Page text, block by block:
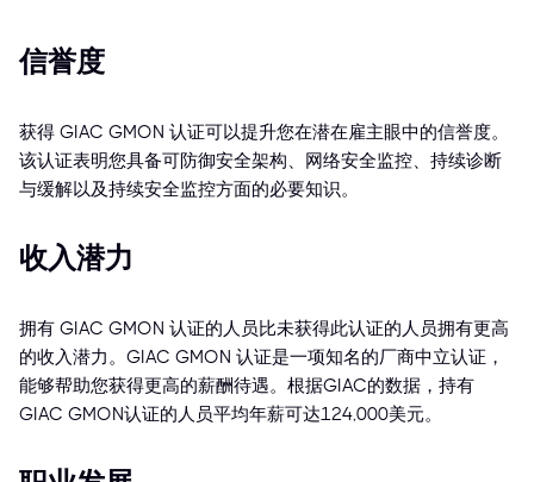
信誉度
获得 GIAC GMON 认证可以提升您在潜在雇主眼中的信誉度。
该认证表明您具备可防御安全架构、网络安全监控、持续诊断
与缓解以及持续安全监控方面的必要知识。
收入潜力
拥有 GIAC GMON 认证的人员比未获得此认证的人员拥有更高
的收入潜力。GIAC GMON 认证是一项知名的厂商中立认证，
能够帮助您获得更高的薪酬待遇。根据GIAC的数据，持有
GIAC GMON认证的人员平均年薪可达124,000美元。